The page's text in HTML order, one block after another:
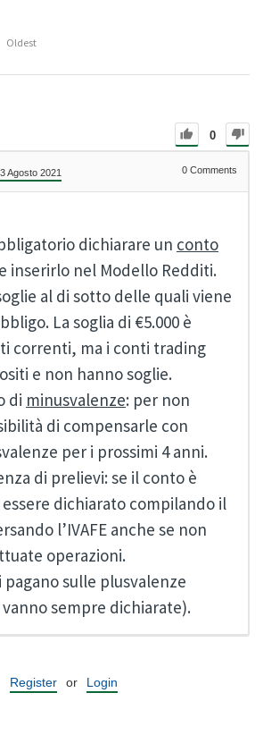
Oldest
0
Agosto 2021 0 Comments
dichiarare un conto
inserirlo nel Modello Redditi.
al di sotto delle quali viene
La soglia di €5.000 è
correnti, ma i conti trading
e non hanno soglie.
di minusvalenze: per non
di compensarle con
per i prossimi 4 anni.
di prelievi: se il conto è
essere dichiarato compilando il
l’IVAFE anche se non
operazioni.
pagano sulle plusvalenze
sempre dichiarate).
Register or Login